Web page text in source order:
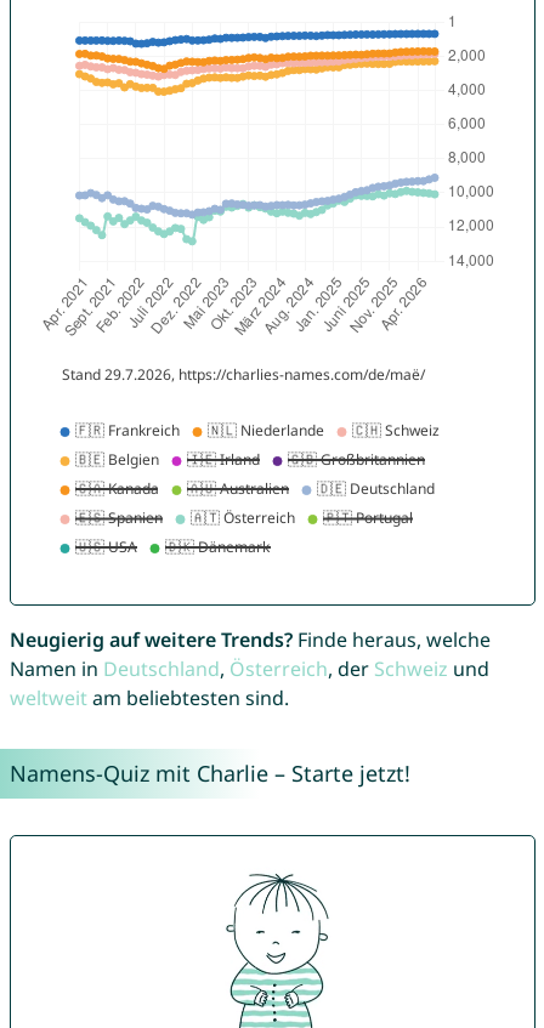
Neugierig auf weitere Trends?Finde heraus, welche
Namen in Deutschland, Österreich, der Schweiz und
weltweitam beliebtesten sind.
Namens-Quiz mit Charlie – Starte jetzt!